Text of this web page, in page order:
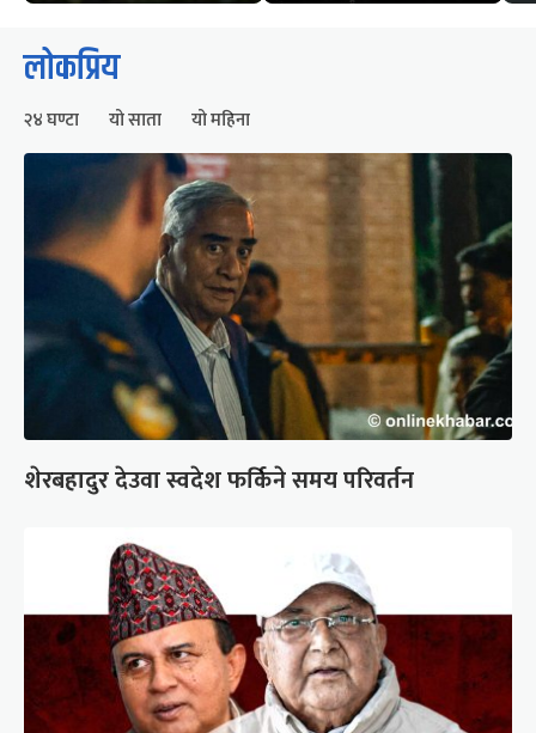
लोकप्रिय
२४ घण्टा यो साता यो महिना
शेरबहादुर देउवा स्वदेश फर्किने समय परिवर्तन